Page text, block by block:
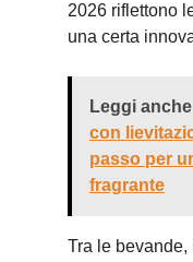
2026 riflettono
una certa
Leggi anche
con
passo per
fragrante
Tra le